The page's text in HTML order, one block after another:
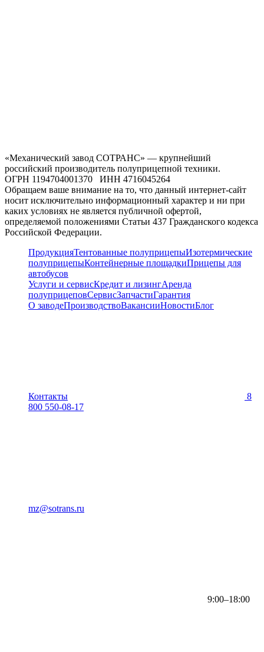
«Механический завод СОТРАНС» — крупнейший
российский производитель полуприцепной техники.
ОГРН 1194704001370 ИНН 4716045264
Обращаем ваше внимание на то, что данный интернет-сайт
носит исключительно информационный характер и ни при
каких условиях не является публичной офертой,
определяемой положениями Статьи 437 Гражданского кодекса
Российской Федерации.
ПродукцияТентованные полуприцепыИзотермические
полуприцепыКонтейнерные площадкиПрицепы для
автобусов
Услуги и сервисКредит и лизингАренда
полуприцеповСервисЗапчастиГарантия
О заводеПроизводствоВакансииНовостиБлог
Контакты
8
800 550-08-17
mz@sotrans.ru
9:00–18:00